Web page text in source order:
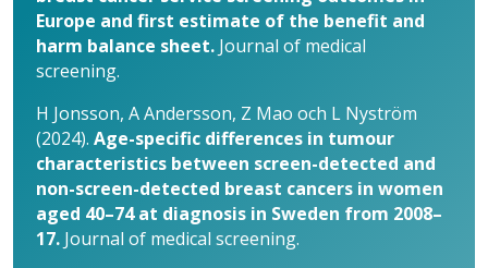
Europe and first estimate of the benefit and
harm balance sheet. Journal of medical
screening.
H Jonsson, A Andersson, Z Mao och L Nyström
(2024). Age-specific differences in tumour
characteristics between screen-detected and
non-screen-­detected breast cancers in women
aged 40–74 at diagnosis in Sweden from 2008–
17. Journal of medical screening.